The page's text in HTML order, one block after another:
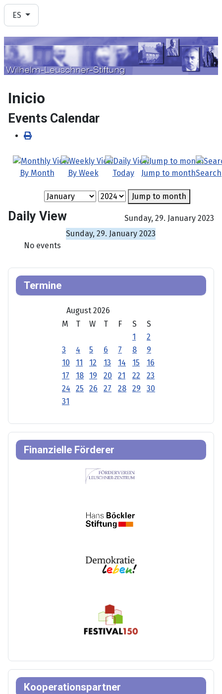
Seleccione su idioma
ES
Inicio
Events Calendar
By Month By Week Today Jump to monthSearch
Jump to month
Daily View
Sunday, 29. January 2023
Sunday, 29. January 2023
No events
Termine
August 2026
M
T W T F S
S
1
2
3
4 5 6 7 8
9
10
11 12 13 14 15
16
17
18 19 20 21 22
23
24
25 26 27 28 29
30
31
Finanzielle Förderer
Kooperationspartner